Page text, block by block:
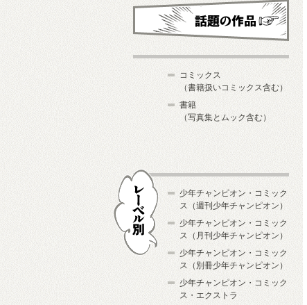
これから発売予定
コミックス
（書籍扱いコミックス含む）
書籍
（写真集とムック含む）
少年チャンピオン・コミック
ス（週刊少年チャンピオン）
少年チャンピオン・コミック
ス（月刊少年チャンピオン）
少年チャンピオン・コミック
ス（別冊少年チャンピオン）
少年チャンピオン・コミック
ス・エクストラ